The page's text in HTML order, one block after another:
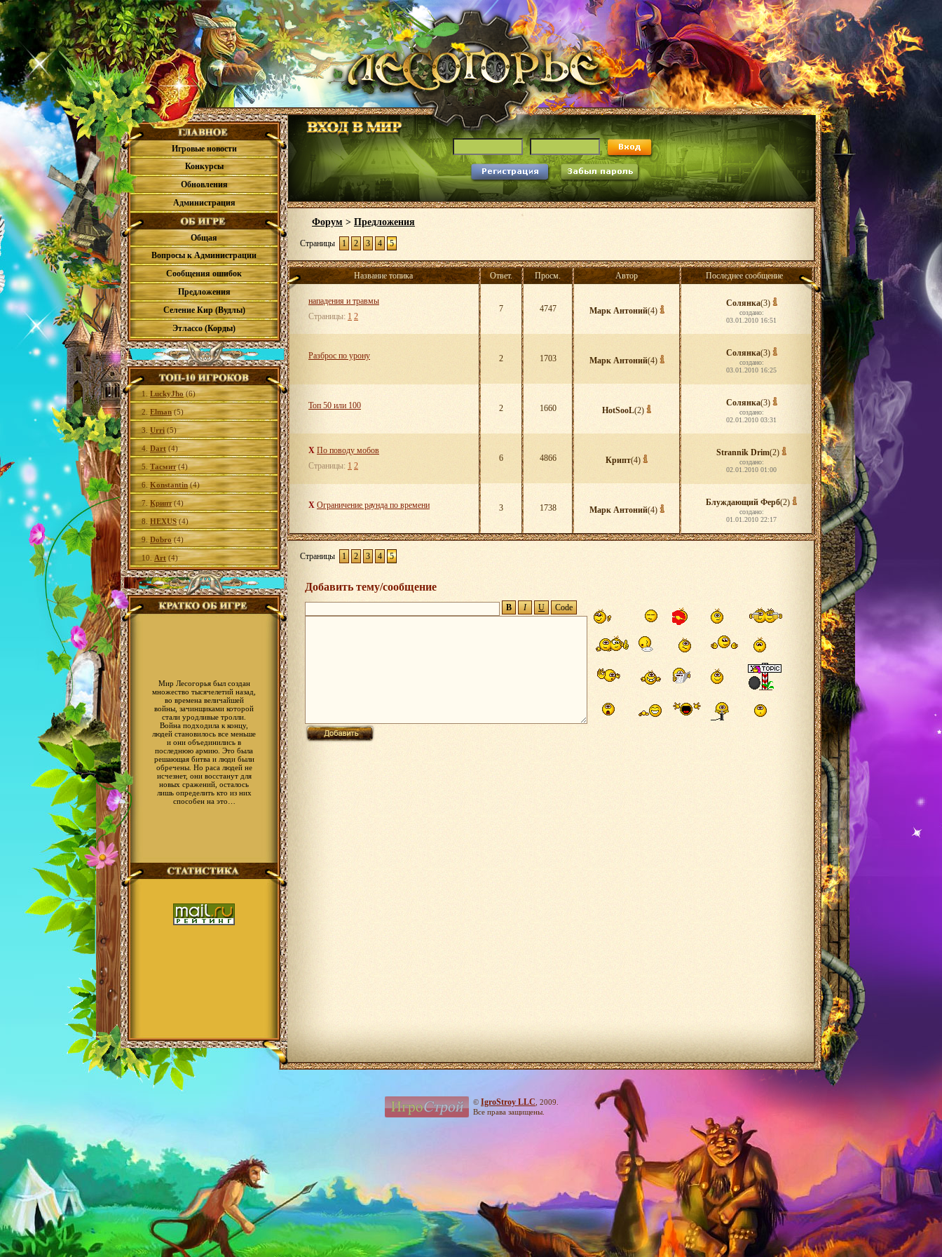
Игровые новости
Конкурсы
Обновления
Администрация
Общая
Вопросы к Администрации
Сообщения ошибок
Предложения
Селение Кир (Вудлы)
Этлассо (Корды)
1. LuckyJho (6)
2. Elman(5)
3. Urri (5)
4. Dart (4)
5. Тасмит(4)
6. Konstantin(4)
7. Крипт(4)
8. HEXUS(4)
9. Dobro(4)
10. Art (4)
Мир Лесогорья был создан
множество тысячелетий назад,
во времена величайшей
войны, зачинщиками которой
стали уродливые тролли.
Война подходила к концу,
людей становилось все меньше
и они объединились в
последнюю армию. Это была
решающая битва и люди были
обречены. Но раса людей не
исчезнет, они восстанут для
новых сражений, осталось
лишь определить кто из них
способен на это…
Форум > Предложения
Страницы 1 2 3 4 5
Название топика Ответ. Просм. Автор Последнее сообщение
нападения и травмы
Страницы: 1 2
7 4747 Марк Антоний(4)
Солянка(3)
создано:
03.01.2010 16:51
Разброс по урону 2 1703 Марк Антоний(4)
Солянка(3)
создано:
03.01.2010 16:25
Топ 50 или 100 2 1660 HotSooL(2)
Солянка(3)
создано:
02.01.2010 03:31
X По поводу мобов
Страницы: 1 2
6 4866 Крипт(4)
Strannik Drim(2)
создано:
02.01.2010 01:00
X Ограничение раунда по времени 3 1738 Марк Антоний(4)
Блуждающий Ферб(2)
создано:
01.01.2010 22:17
Страницы 1 2 3 4 5
Добавить тему/сообщение
© IgroStroy LLC , 2009.
Все права защищены.